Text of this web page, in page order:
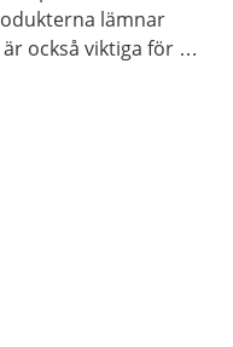
lämnar
också viktiga för att